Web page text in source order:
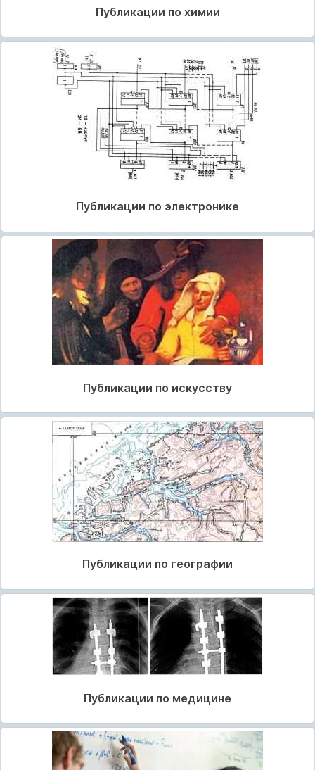
Публикации по химии
Публикации по электронике
Публикации по искусству
Публикации по географии
Публикации по медицине